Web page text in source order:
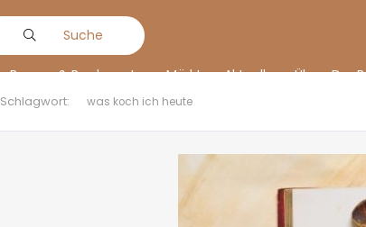
Suche
Bauern & Produzenten Märkte Aktuelles Über „Der
Schlagwort: was koch ich heute